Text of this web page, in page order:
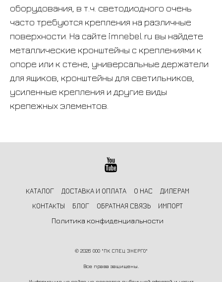
оборудования, в т.ч. светодиодного очень
часто требуются крепления на различные
поверхности. На сайте imnebel.ru вы найдете
металлические кронштейны с креплениями к
опоре или к стене, универсальные держатели
для ящиков, кронштейны для светильников,
усиленные крепления и другие виды
крепежных элементов.
КАТАЛОГ ДОСТАВКА И ОПЛАТА О НАС
ДИЛЕРАМ
КОНТАКТЫ
БЛОГ ОБРАТНАЯ СВЯЗЬ
ИМПОРТ
Политика конфиденциальности
© 2026 ООО "ПК СПЕЦ ЭНЕРГО"
Все права защищены.